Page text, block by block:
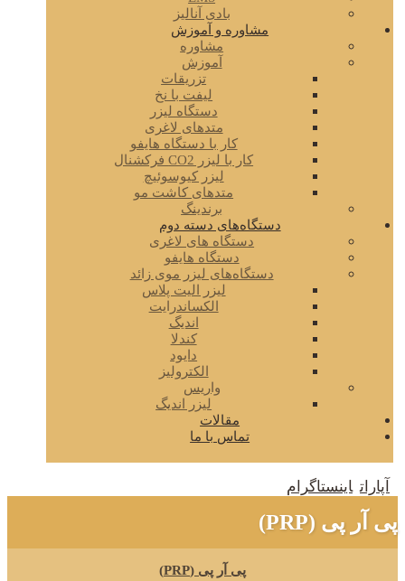
بادی آنالیز
مشاوره و آموزش
مشاوره
آموزش
تزریقات
لیفت با نخ
دستگاه لیزر
متدهای لاغری
کار با دستگاه هایفو
کار با لیزر CO2 فرکشنال
لیزر کیوسوئیچ
متدهای کاشت مو
برندینگ
دستگاه‌های دسته دوم
دستگاه های لاغری
دستگاه هایفو
دستگاه‌های لیزر موی زائد
لیزر الیت پلاس
الکساندرایت
اندیگ
کندلا
دایود
الکترولیز
واریس
لیزر اندیگ
مقالات
تماس با ما
آپارات اینستاگرام
پی آر پی (PRP)
پی آر پی (PRP)